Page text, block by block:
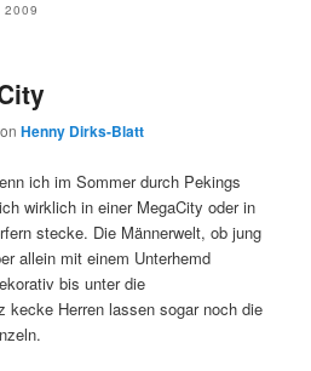
2009
Henny Dirks-Blatt
ich im Sommer durch Pekings
wirklich in einer MegaCity oder in
stecke. Die Männerwelt, ob jung
allein mit einem Unterhemd
bis unter die
kecke Herren lassen sogar noch die